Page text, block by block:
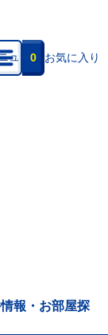
0
お気に入り
ュ
報・お部屋探